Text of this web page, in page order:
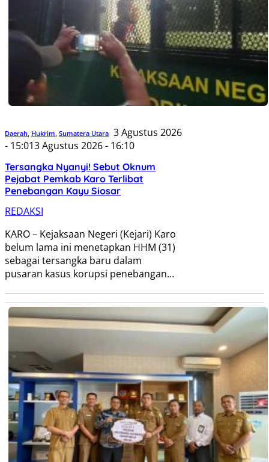
Daerah, Hukrim, Sumatera Utara 3 Agustus 2026
- 15:013 Agustus 2026 - 16:10
Tersangka Nyanyi! Sebut Oknum
Pejabat Pemkab Karo Terlibat
Penebangan Kayu Siosar
REDAKSI
KARO – Kejaksaan Negeri (Kejari) Karo
belum lama ini menetapkan HHM (31)
sebagai tersangka baru dalam
pusaran kasus korupsi penebangan…